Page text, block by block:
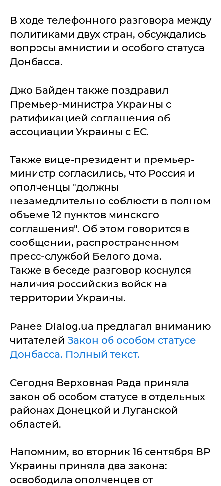
В ходе телефонного разговора между
политиками двух стран, обсуждались
вопросы амнистии и особого статуса
Донбасса.
Джо Байден также поздравил
Премьер-министра Украины с
ратификацией соглашения об
ассоциации Украины с ЕС.
Также вице-президент и премьер-
министр согласились, что Россия и
ополченцы "должны
незамедлительно соблюсти в полном
объеме 12 пунктов минского
соглашения". Об этом говорится в
сообщении, распространенном
пресс-службой Белого дома.
Также в беседе разговор коснулся
наличия российскиз войск на
территории Украины.
Ранее Dialog.ua предлагал вниманию
читателей Закон об особом статусе
Донбасса. Полный текст.
Сегодня Верховная Рада приняла
закон об особом статусе в отдельных
районах Донецкой и Луганской
областей.
Напомним, во вторник 16 сентября ВР
Украины приняла два закона:
освободила ополченцев от